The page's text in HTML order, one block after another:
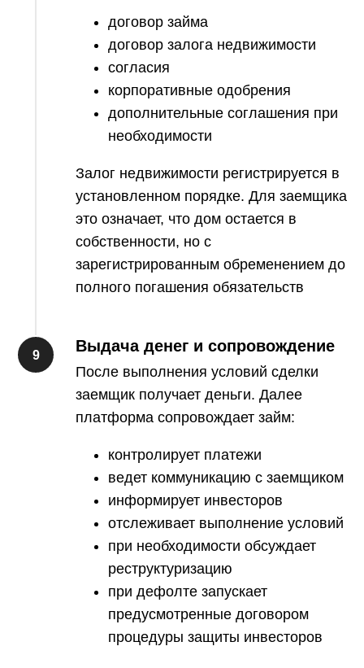
договор займа
договор залога недвижимости
согласия
корпоративные одобрения
дополнительные соглашения при
необходимости
Залог недвижимости регистрируется в
установленном порядке. Для заемщика
это означает, что дом остается в
собственности, но с
зарегистрированным обременением до
полного погашения обязательств
Выдача денег и сопровождение
После выполнения условий сделки
заемщик получает деньги. Далее
платформа сопровождает займ:
контролирует платежи
ведет коммуникацию с заемщиком
информирует инвесторов
отслеживает выполнение условий
при необходимости обсуждает
реструктуризацию
при дефолте запускает
предусмотренные договором
процедуры защиты инвесторов